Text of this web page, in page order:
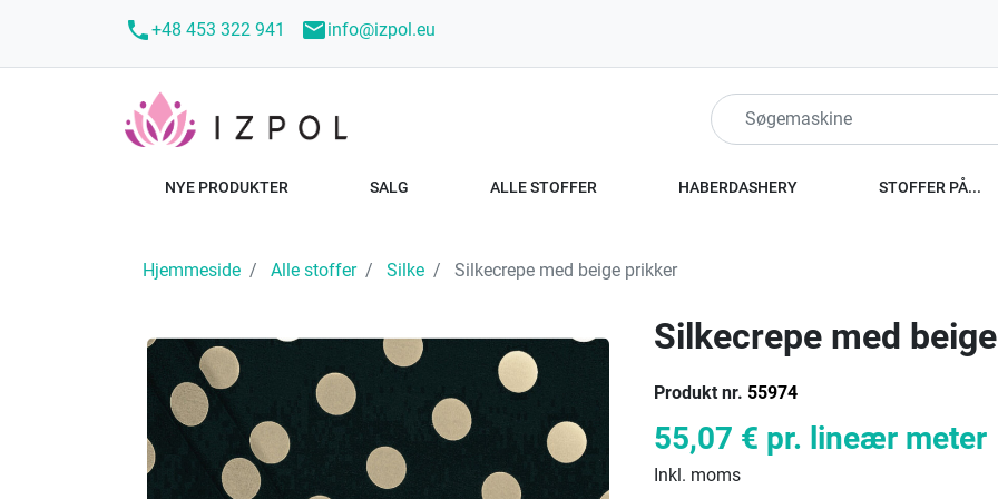
call+48 453 322 941 mailinfo@izpol.eu
NYE PRODUKTER SALG ALLE STOFFER HABERDASHERY STOFFER PÅ...
Hjemmeside Alle stoffer Silke Silkecrepe med beige prikker
Silkecrepe med
Produkt nr. 55974
55,07 € pr. lineær meter
Inkl. moms